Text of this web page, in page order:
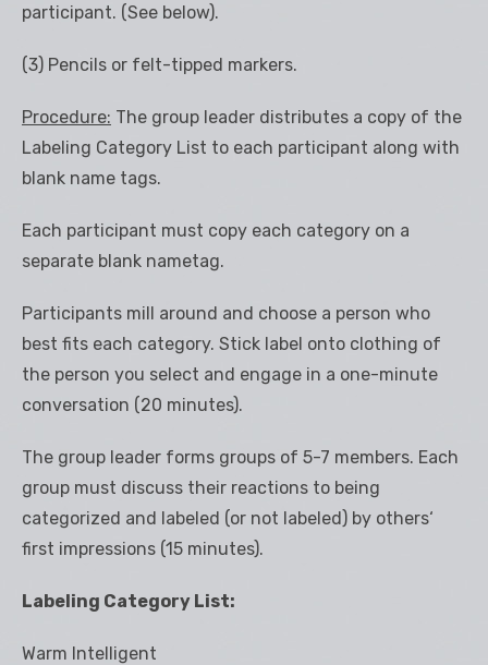
participant. (See below).
(3) Pencils or felt-tipped markers.
Procedure: The group leader distributes a copy of the
Labeling Category List to each participant along with
blank name tags.
Each participant must copy each category on a
separate blank nametag.
Participants mill around and choose a person who
best fits each category. Stick label onto clothing of
the person you select and engage in a one-minute
conversation (20 minutes).
The group leader forms groups of 5-7 members. Each
group must discuss their reactions to being
categorized and labeled (or not labeled) by others‘
first impressions (15 minutes).
Labeling Category List:
Warm Intelligent